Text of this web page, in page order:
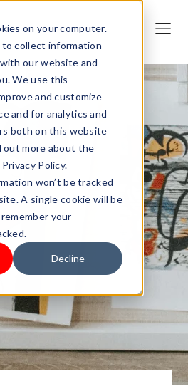
on your computer.
to collect information
our website and
We use this
and customize
and for analytics and
both on this website
out more about the
Policy.
won’t be tracked
A single cookie will be
your
Decline